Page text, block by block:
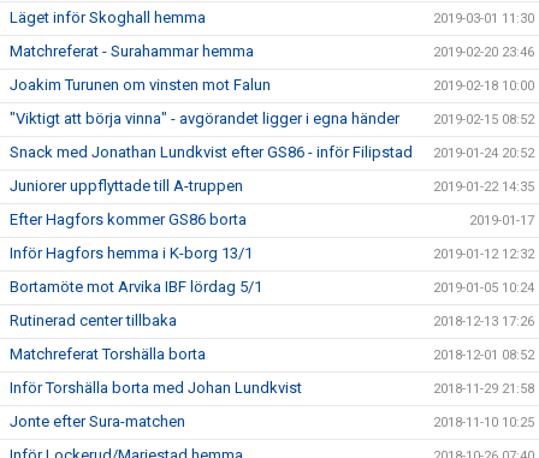
Läget inför Skoghall hemma 2019-03-01 11:30
Matchreferat - Surahammar hemma 2019-02-20 23:46
Joakim Turunen om vinsten mot Falun 2019-02-18 10:00
"Viktigt att börja vinna" - avgörandet ligger i egna händer 2019-02-15 08:52
Snack med Jonathan Lundkvist efter GS86 - inför Filipstad 2019-01-24 20:52
Juniorer uppflyttade till A-truppen 2019-01-22 14:35
Efter Hagfors kommer GS86 borta 2019-01-17
Inför Hagfors hemma i K-borg 13/1 2019-01-12 12:32
Bortamöte mot Arvika IBF lördag 5/1 2019-01-05 10:24
Rutinerad center tillbaka 2018-12-13 17:26
Matchreferat Torshälla borta 2018-12-01 08:52
Inför Torshälla borta med Johan Lundkvist 2018-11-29 21:58
Jonte efter Sura-matchen 2018-11-10 10:25